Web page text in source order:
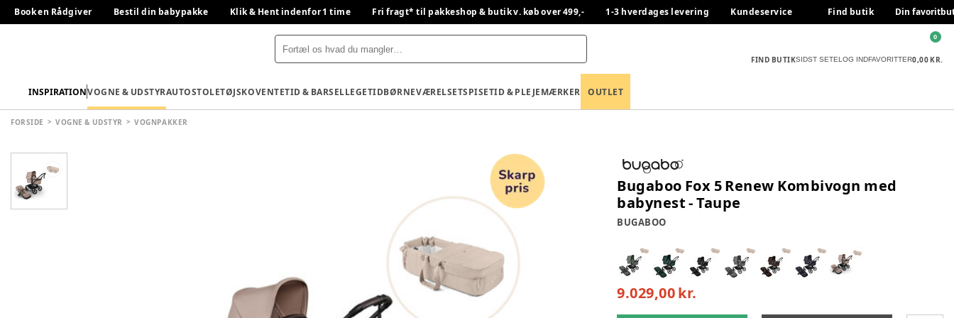
Book en Rådgiver Bestil din babypakke Klik & Hent indenfor 1 time Fri fragt* til pakkeshop & butik v. køb over 499,- 1-3 hverdages levering Kundeservice Find butik Din
FIND BUTIKSIDST SETELOG INDFAVORITTER0,00 KR.
0
INSPIRATIONVOGNE & UDSTYRAUTOSTOLETØJSKOVENTETID & BARSELLEGETIDBØRNEVÆRELSETSPISETID & PLEJEMÆRKER OUTLET
FORSIDE VOGNE & UDSTYR VOGNPAKKER
Bugaboo Fox 5 Renew Kombivogn med
babynest - Taupe
BUGABOO
9.029,00 kr.